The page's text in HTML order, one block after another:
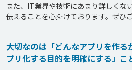
また、IT業界や技術にあまり詳しくな
伝えることを心掛けております。ぜひ
大切なのは「どんなアプリを作
プリ化する目的を明確にする」こ